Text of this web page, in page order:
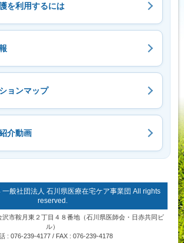
を利用するには
ョンマップ
介動画
般社団法人 石川県医療在宅ケア事業団 All rights
reserved.
沢市鞍月東２丁目４８番地（石川県医師会・日赤共同ビ
ル）
: 076-239-4177 / FAX : 076-239-4178